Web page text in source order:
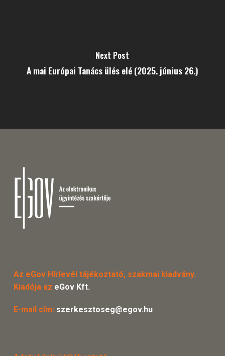
Next Post
A mai Európai Tanács ülés elé (2025. június 26.)
Az eGov Hírlevél tájékoztató, szakmai kiadvány.
Kiadója az eGov Kft.
E-mail cím: szerkesztoseg@egov.hu